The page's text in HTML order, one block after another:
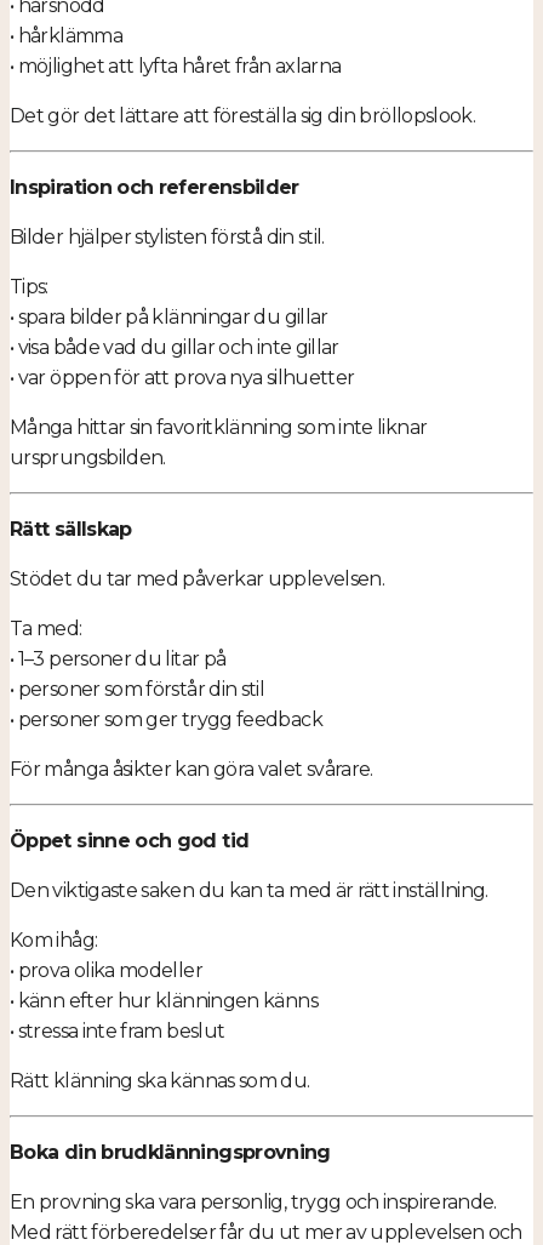
• hårsnodd
• hårklämma
• möjlighet att lyfta håret från axlarna
Det gör det lättare att föreställa sig din bröllopslook.
Inspiration och referensbilder
Bilder hjälper stylisten förstå din stil.
Tips:
• spara bilder på klänningar du gillar
• visa både vad du gillar och inte gillar
• var öppen för att prova nya silhuetter
Många hittar sin favoritklänning som inte liknar
ursprungsbilden.
Rätt sällskap
Stödet du tar med påverkar upplevelsen.
Ta med:
• 1–3 personer du litar på
• personer som förstår din stil
• personer som ger trygg feedback
För många åsikter kan göra valet svårare.
Öppet sinne och god tid
Den viktigaste saken du kan ta med är rätt inställning.
Kom ihåg:
• prova olika modeller
• känn efter hur klänningen känns
• stressa inte fram beslut
Rätt klänning ska kännas som du.
Boka din brudklänningsprovning
En provning ska vara personlig, trygg och inspirerande.
Med rätt förberedelser får du ut mer av upplevelsen och